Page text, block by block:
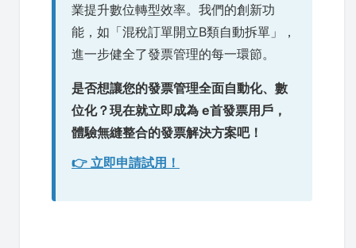
業提升數位轉型效率。我們的創新功
能，如「混稅訂單開立B類自動拆單」，
進一步健全了發票管理的每一環節。
是否想讓您的發票管理全面自動化、數
位化？現在就立即成為 e首發票用戶，
體驗無縫整合的發票解決方案吧！
👉 立即申請試用！